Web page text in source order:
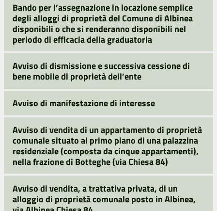
Bando per l’assegnazione in locazione semplice
degli alloggi di proprietà del Comune di Albinea
disponibili o che si renderanno disponibili nel
periodo di efficacia della graduatoria
Avviso di dismissione e successiva cessione di
bene mobile di proprietà dell’ente
Avviso di manifestazione di interesse
Avviso di vendita di un appartamento di proprietà
comunale situato al primo piano di una palazzina
residenziale (composta da cinque appartamenti),
nella frazione di Botteghe (via Chiesa 84)
Avviso di vendita, a trattativa privata, di un
alloggio di proprietà comunale posto in Albinea,